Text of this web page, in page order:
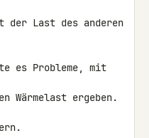
der Last des anderen
es Probleme, mit
Wärmelast ergeben.